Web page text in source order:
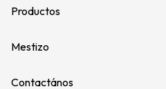
Productos
Mestizo
Contactános